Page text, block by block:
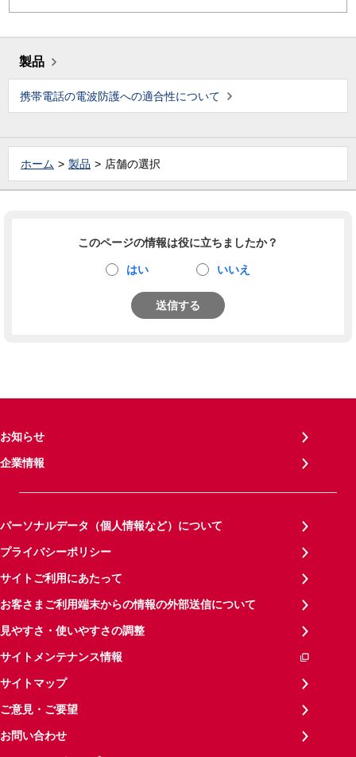
製品
携帯電話の電波防護への適合性について
ホーム 製品 店舗の選択
このページの情報は役に立ちましたか？
はい いいえ
送信する
お知らせ
企業情報
パーソナルデータ（個人情報など）について
プライバシーポリシー
サイトご利用にあたって
お客さまご利用端末からの情報の外部送信について
見やすさ・使いやすさの調整
サイトメンテナンス情報
サイトマップ
ご意見・ご要望
お問い合わせ